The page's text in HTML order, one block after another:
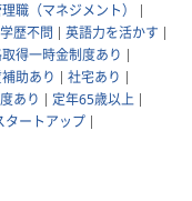
職（マネジメント）
学歴不問
英語力を活かす
得一時金制度あり
助あり
社宅あり
あり
定年65歳以上
タートアップ